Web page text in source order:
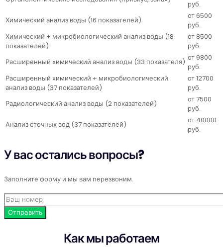
руб.
Химический анализ воды (16 показателей)
от 6500
руб.
Химический + микробиологический анализ воды (18
показателей)
от 8500
руб.
Расширенный химический анализ воды (33 показателя) от 9800
руб.
Расширенный химический + микробиологический
анализ воды (37 показателей)
от 12700
руб.
Радиологический анализ воды (2 показателей)
от 7500
руб.
Анализ сточных вод (37 показателей)
от 40000
руб.
У вас остались вопросы?
Заполните форму и мы вам перезвоним.
Как мы работаем